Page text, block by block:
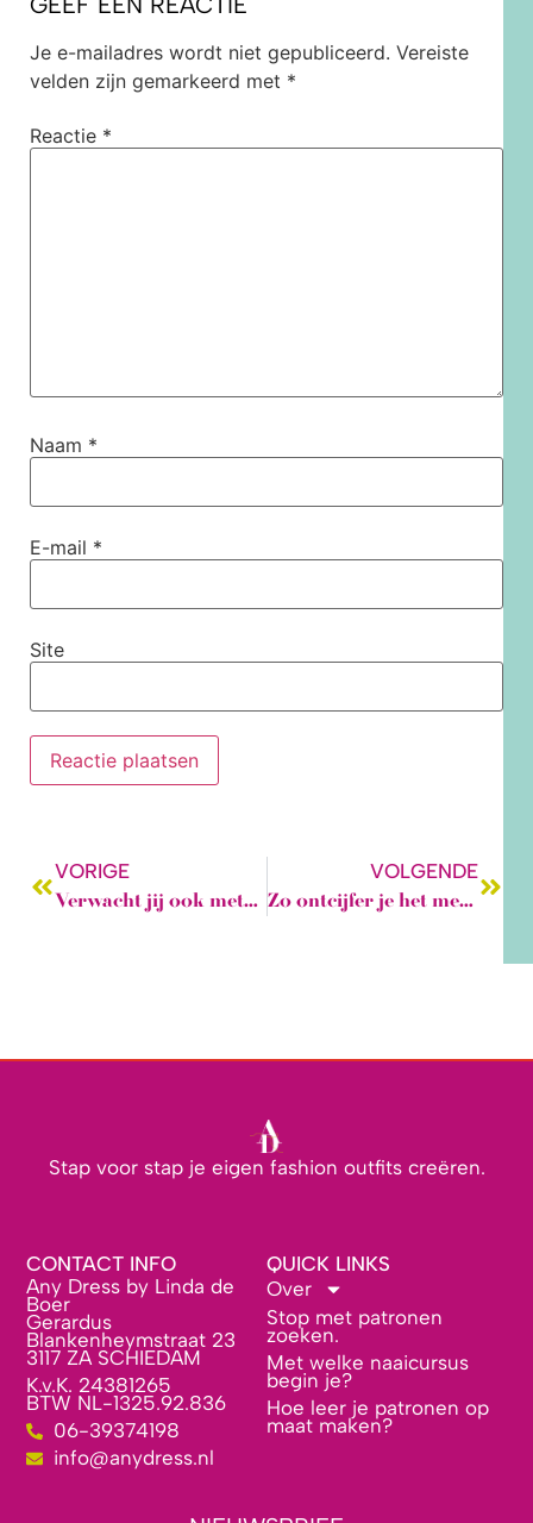
Je e-mailadres wordt niet gepubliceerd. Vereiste
velden zijn gemarkeerd met *
Reactie *
Naam *
E-mail *
Site
VORIGE
Verwacht jij ook meteen perfectie?
VOLGENDE
Zo ontcijfer je het metroplan van Londen… eh, een naaipatroon
Stap voor stap je eigen fashion outfits creëren.
CONTACT INFO
Any Dress by Linda de
Boer
Gerardus
Blankenheymstraat 23
3117 ZA SCHIEDAM
K.v.K. 24381265
BTW NL-1325.92.836
06-39374198
info@anydress.nl
QUICK LINKS
Over
Stop met patronen
zoeken.
Met welke naaicursus
begin je?
Hoe leer je patronen op
maat maken?